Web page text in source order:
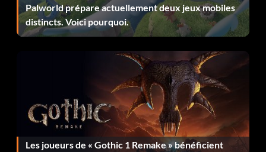
Palworld prépare actuellement deux jeux mobiles
distincts. Voici pourquoi.
Les joueurs de « Gothic 1 Remake » bénéficient